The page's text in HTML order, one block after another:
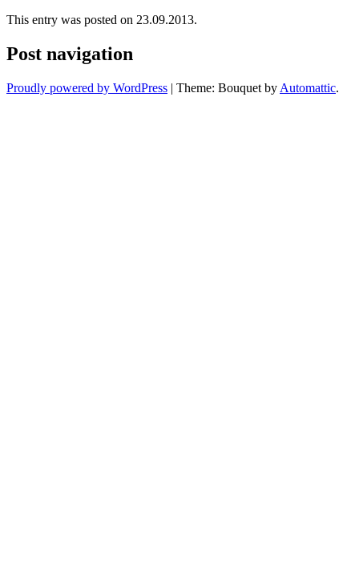
This entry was posted on 23.09.2013.
Post navigation
Proudly powered by WordPress | Theme: Bouquet by Automattic.